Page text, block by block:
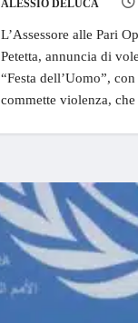
ALESSIO DELUCA
L’Assessore alle Pari
Petetta, annuncia di
“Festa dell’Uomo”,
commette violenza,